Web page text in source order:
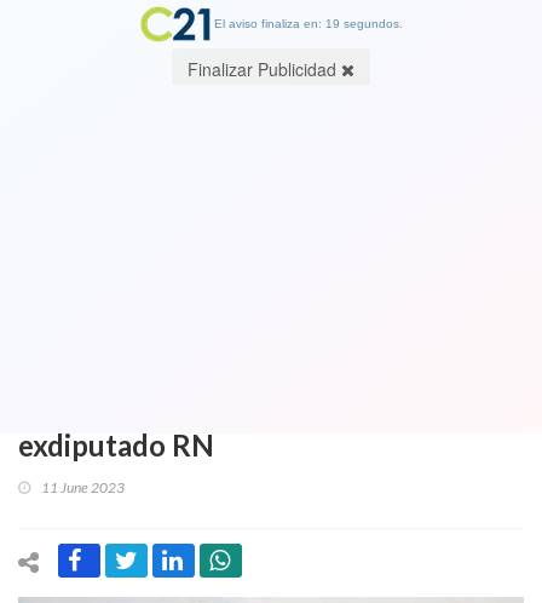
exdiputado RN
11 June 2023
El aviso finaliza en: 19 segundos.
Finalizar Publicidad